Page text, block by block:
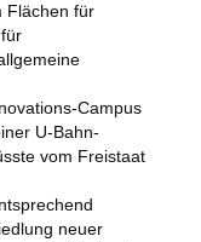
Flächen für
Campus
U-Bahn-
vom Freistaat
neuer